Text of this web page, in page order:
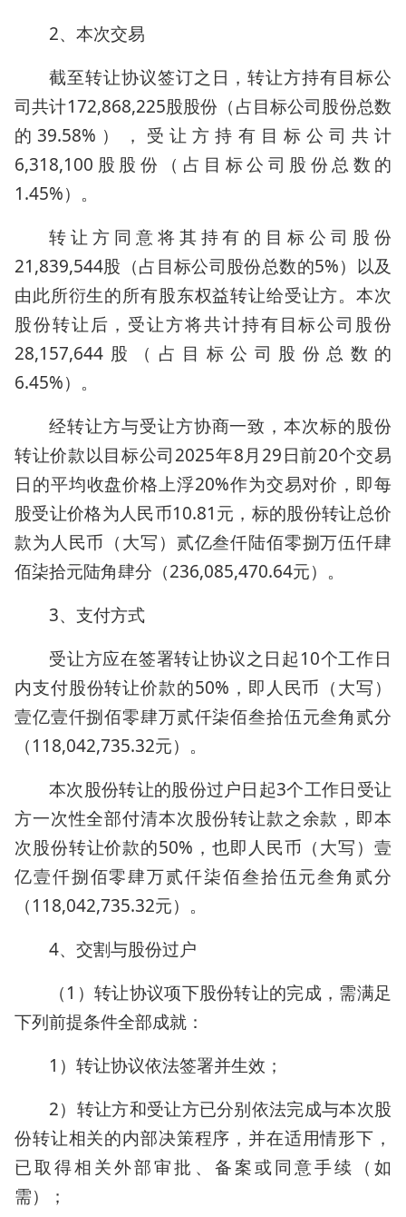
2、本次交易
截至转让协议签订之日，转让方持有目标公
司共计172,868,225股股份（占目标公司股份总数
的39.58%），受让方持有目标公司共计
6,318,100股股份（占目标公司股份总数的
1.45%）。
转让方同意将其持有的目标公司股份
21,839,544股（占目标公司股份总数的5%）以及
由此所衍生的所有股东权益转让给受让方。本次
股份转让后，受让方将共计持有目标公司股份
28,157,644股（占目标公司股份总数的
6.45%）。
经转让方与受让方协商一致，本次标的股份
转让价款以目标公司2025年8月29日前20个交易
日的平均收盘价格上浮20%作为交易对价，即每
股受让价格为人民币10.81元，标的股份转让总价
款为人民币（大写）贰亿叁仟陆佰零捌万伍仟肆
佰柒拾元陆角肆分（236,085,470.64元）。
3、支付方式
受让方应在签署转让协议之日起10个工作日
内支付股份转让价款的50%，即人民币（大写）
壹亿壹仟捌佰零肆万贰仟柒佰叁拾伍元叁角贰分
（118,042,735.32元）。
本次股份转让的股份过户日起3个工作日受让
方一次性全部付清本次股份转让款之余款，即本
次股份转让价款的50%，也即人民币（大写）壹
亿壹仟捌佰零肆万贰仟柒佰叁拾伍元叁角贰分
（118,042,735.32元）。
4、交割与股份过户
（1）转让协议项下股份转让的完成，需满足
下列前提条件全部成就：
1）转让协议依法签署并生效；
2）转让方和受让方已分别依法完成与本次股
份转让相关的内部决策程序，并在适用情形下，
已取得相关外部审批、备案或同意手续（如
需）；